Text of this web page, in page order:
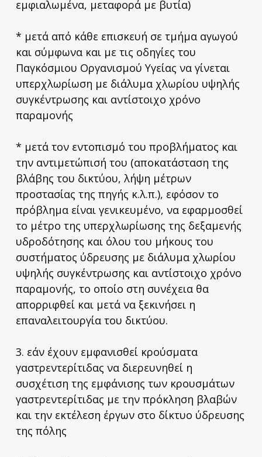
εμφιαλωμένα, μεταφορά με βυτία)
* μετά από κάθε επισκευή σε τμήμα αγωγού
και σύμφωνα και με τις οδηγίες του
Παγκόσμιου Οργανισμού Υγείας να γίνεται
υπερχλωρίωση με διάλυμα χλωρίου υψηλής
συγκέντρωσης και αντίστοιχο χρόνο
παραμονής
* μετά τον εντοπισμό του προβλήματος και
την αντιμετώπισή του (αποκατάσταση της
βλάβης του δικτύου, λήψη μέτρων
προστασίας της πηγής κ.λ.π.), εφόσον το
πρόβλημα είναι γενικευμένο, να εφαρμοσθεί
το μέτρο της υπερχλωρίωσης της δεξαμενής
υδροδότησης και όλου του μήκους του
συστήματος ύδρευσης με διάλυμα χλωρίου
υψηλής συγκέντρωσης και αντίστοιχο χρόνο
παραμονής, το οποίο στη συνέχεια θα
απορριφθεί και μετά να ξεκινήσει η
επαναλειτουργία του δικτύου.
3. εάν έχουν εμφανισθεί κρούσματα
γαστρεντερίτιδας να διερευνηθεί η
συσχέτιση της εμφάνισης των κρουσμάτων
γαστρεντερίτιδας με την πρόκληση βλαβών
και την εκτέλεση έργων στο δίκτυο ύδρευσης
της πόλης